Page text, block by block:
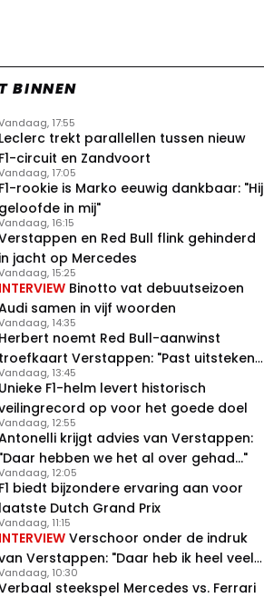
BINNEN
Leclerc trekt parallellen tussen nieuw
F1-circuit en Zandvoort
17:55
F1-rookie is Marko eeuwig dankbaar: "Hij
geloofde in mij"
17:05
en Red Bull flink gehinderd
in jacht op Mercedes
16:15
INTERVIEW Binotto vat debuutseizoen
samen in vijf woorden
15:25
Herbert noemt Red Bull-aanwinst
troefkaart Verstappen: "Past uitstekend
bij Red Bull"
14:35
Unieke F1-helm levert historisch
op voor het goede doel
13:45
krijgt advies van Verstappen:
"Daar hebben we het al over gehad..."
12:55
F1 biedt bijzondere ervaring aan voor
laatste Dutch Grand Prix
12:05
INTERVIEW Verschoor onder de indruk
Verstappen: "Daar heb ik heel veel
respect voor"
11:15
steekspel Mercedes vs. Ferrari
10:30